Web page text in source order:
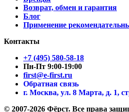
Возврат, обмен и гарантия
Блог
Применение
Контакты
+7 (495) 580-58-18
Пн-Пт 9:00-19:00
first@e-first.ru
Обратная связь
г. Москва, ул. 8 Марта, д. 1,
© 2007-2026 Фёрст. Все права